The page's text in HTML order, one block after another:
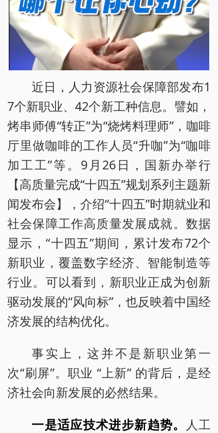
近日，人力资源社会保障部发布1
7个新职业、42个新工种信息。譬如，
烤串师傅“转正”为“烧烤料理师”，咖啡
厅里做咖啡的工作人员“升咖”为“咖啡
加工工”等。9月26日，国新办举行
【高质量完成“十四五”规划系列主题新
闻发布会】，介绍“十四五”时期就业和
社会保障工作高质量发展成就。数据
显示，“十四五”期间，累计发布72个
新职业，覆盖数字经济、智能制造等
行业。可以看到，新职业正成为创新
驱动发展的“风向标”，也反映着中国经
济发展的结构优化。
事实上，这并不是新职业第一
次“刷屏”。职业 “上新” 的背后，是经
济社会向新发展的必然结果。
一是适应技术进步新趋势。
人工